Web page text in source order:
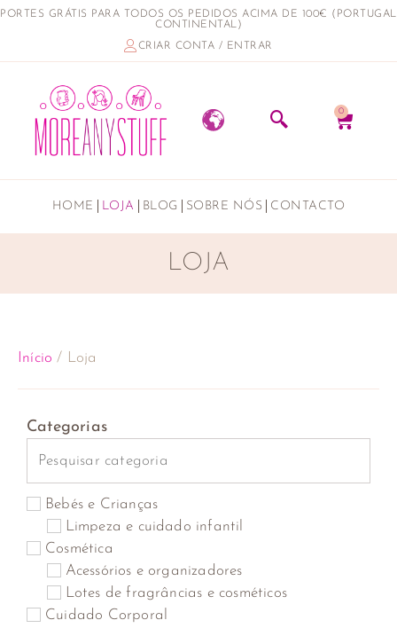
PORTES GRÁTIS PARA TODOS OS PEDIDOS ACIMA DE 100€ (PORTUGAL
CONTINENTAL)
CRIAR CONTA / ENTRAR
0
HOME LOJA BLOG SOBRE NÓS CONTACTO
LOJA
Início / Loja
Categorias
Bebés e Crianças
Limpeza e cuidado infantil
Cosmética
Acessórios e organizadores
Lotes de fragrâncias e cosméticos
Cuidado Corporal